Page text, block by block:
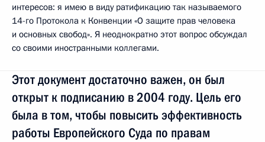
интересов: я имею в виду ратификацию так называемого
14-го Протокола к Конвенции «О защите прав человека
и основных свобод». Я неоднократно этот вопрос обсуждал
со своими иностранными коллегами.
Этот документ достаточно важен, он был
открыт к подписанию в 2004 году. Цель его
была в том, чтобы повысить эффективность
работы Европейского Суда по правам